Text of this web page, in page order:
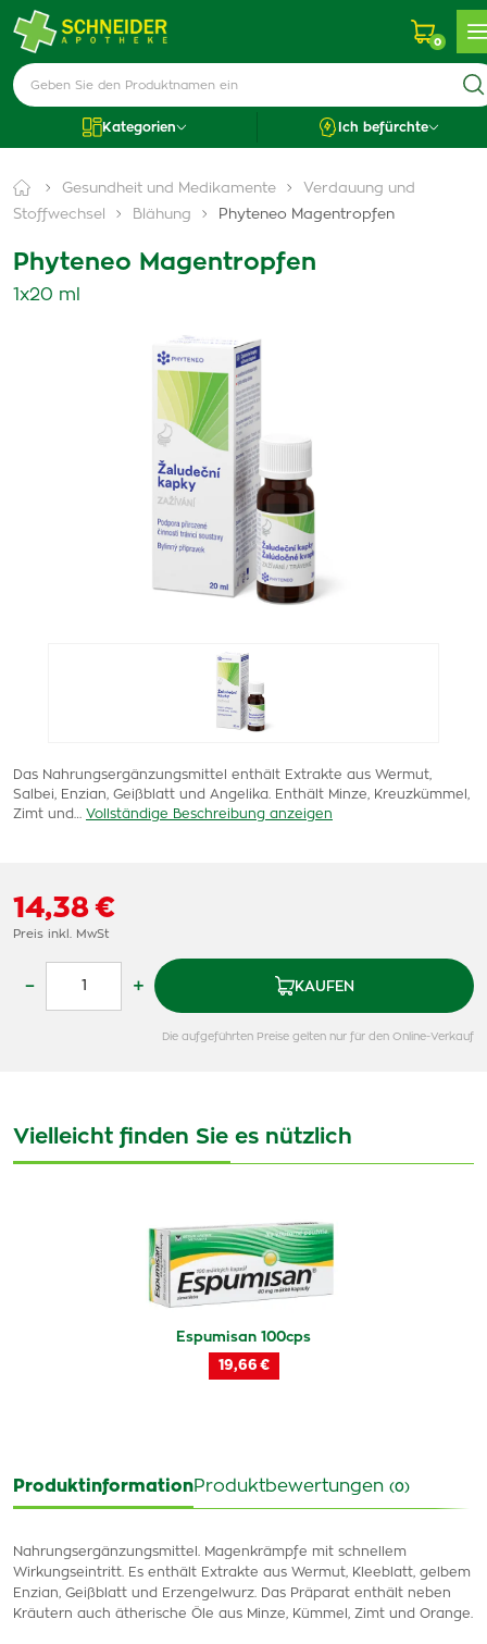
0
Kategorien Ich befürchte
Gesundheit und Medikamente
Verdauung und
Stoffwechsel
Blähung Phyteneo Magentropfen
Phyteneo Magentropfen
1x20 ml
Das Nahrungsergänzungsmittel enthält Extrakte aus Wermut,
Salbei, Enzian, Geißblatt und Angelika. Enthält Minze, Kreuzkümmel,
Zimt und…
Vollständige Beschreibung anzeigen
14,38 €
Preis inkl. MwSt
– + KAUFEN
Die aufgeführten Preise gelten nur für den Online-Verkauf
Vielleicht finden Sie es nützlich
Espumisan 100cps
19,66 €
ProduktinformationProduktbewertungen (0)
Nahrungsergänzungsmittel. Magenkrämpfe mit schnellem
Wirkungseintritt. Es enthält Extrakte aus Wermut, Kleeblatt, gelbem
Enzian, Geißblatt und Erzengelwurz. Das Präparat enthält neben
Kräutern auch ätherische Öle aus Minze, Kümmel, Zimt und Orange.